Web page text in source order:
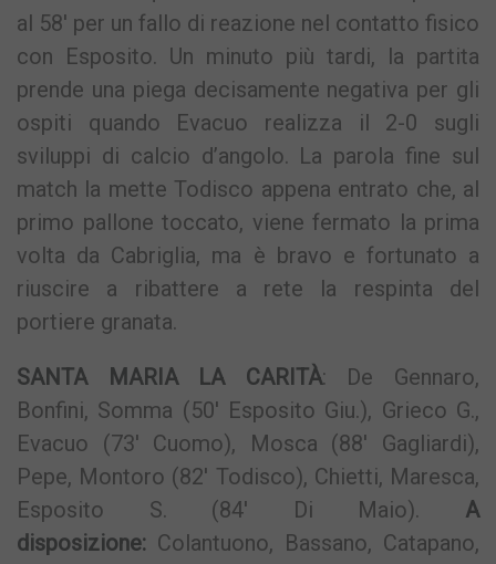
al 58′ per un fallo di reazione nel contatto fisico
con Esposito. Un minuto più tardi, la partita
prende una piega decisamente negativa per gli
ospiti quando Evacuo realizza il 2-0 sugli
sviluppi di calcio d’angolo. La parola fine sul
match la mette Todisco appena entrato che, al
primo pallone toccato, viene fermato la prima
volta da Cabriglia, ma è bravo e fortunato a
riuscire a ribattere a rete la respinta del
portiere granata.
SANTA MARIA LA CARITÀ: De Gennaro,
Bonfini, Somma (50′ Esposito Giu.), Grieco G.,
Evacuo (73′ Cuomo), Mosca (88′ Gagliardi),
Pepe, Montoro (82′ Todisco), Chietti, Maresca,
Esposito S. (84′ Di Maio). A
disposizione: Colantuono, Bassano, Catapano,